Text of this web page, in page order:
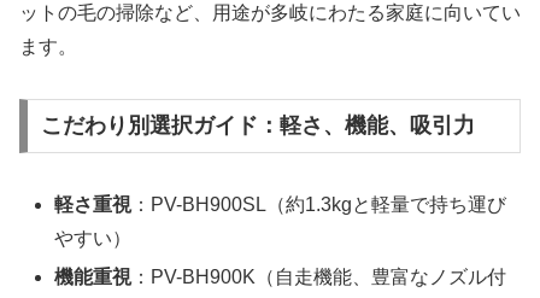
ットの毛の掃除など、用途が多岐にわたる家庭に向いてい
ます。
こだわり別選択ガイド：軽さ、機能、吸引力
軽さ重視：PV-BH900SL（約1.3kgと軽量で持ち運び
やすい）
機能重視：PV-BH900K（自走機能、豊富なノズル付